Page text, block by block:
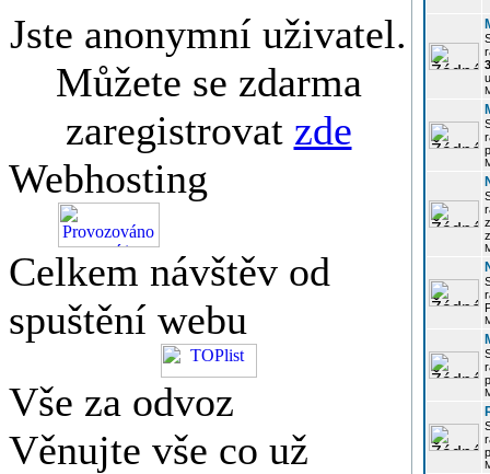
Jste anonymní uživatel.
Můžete se zdarma
zaregistrovat zde
Webhosting
Celkem návštěv od
spuštění webu
Vše za odvoz
Věnujte vše co už